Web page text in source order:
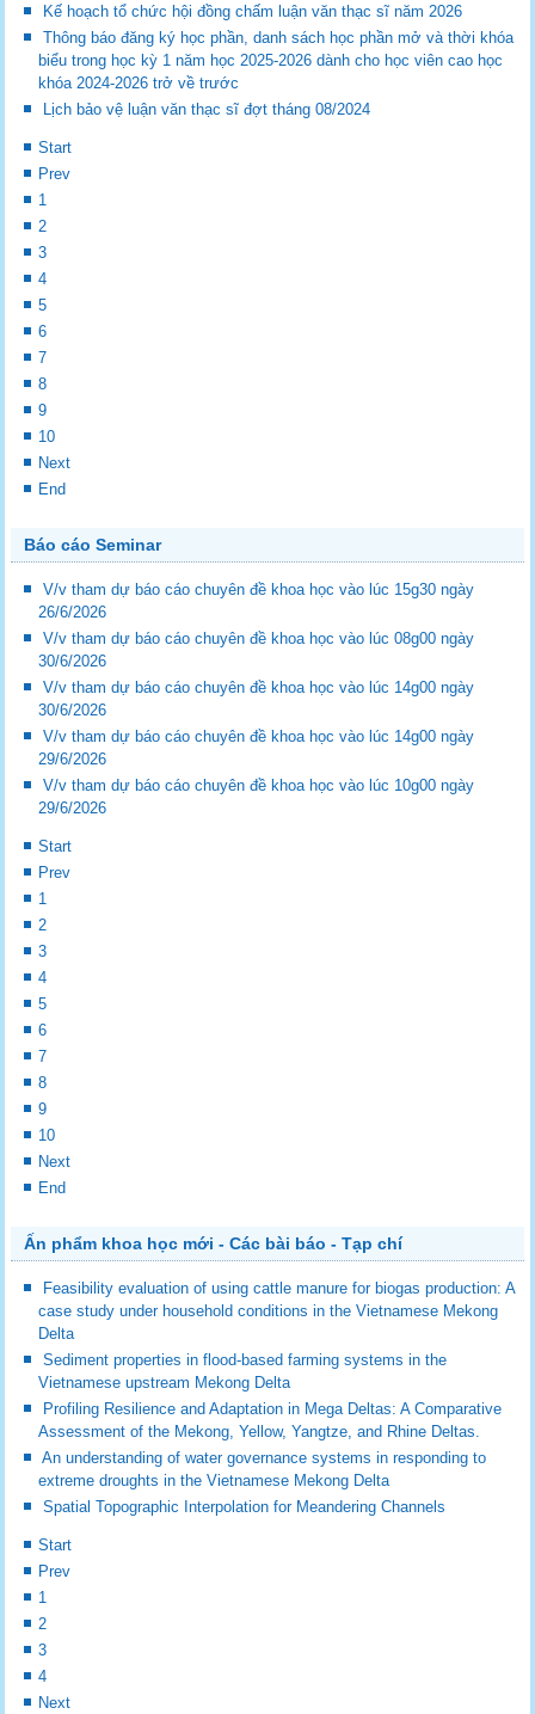
Kế hoạch tổ chức hội đồng chấm luận văn thạc sĩ năm 2026
Thông báo đăng ký học phần, danh sách học phần mở và thời khóa
biểu trong học kỳ 1 năm học 2025-2026 dành cho học viên cao học
khóa 2024-2026 trở về trước
Lịch bảo vệ luận văn thạc sĩ đợt tháng 08/2024
Start
Prev
1
2
3
4
5
6
7
8
9
10
Next
End
Báo cáo Seminar
V/v tham dự báo cáo chuyên đề khoa học vào lúc 15g30 ngày
26/6/2026
V/v tham dự báo cáo chuyên đề khoa học vào lúc 08g00 ngày
30/6/2026
V/v tham dự báo cáo chuyên đề khoa học vào lúc 14g00 ngày
30/6/2026
V/v tham dự báo cáo chuyên đề khoa học vào lúc 14g00 ngày
29/6/2026
V/v tham dự báo cáo chuyên đề khoa học vào lúc 10g00 ngày
29/6/2026
Start
Prev
1
2
3
4
5
6
7
8
9
10
Next
End
Ấn phẩm khoa học mới - Các bài báo - Tạp chí
Feasibility evaluation of using cattle manure for biogas production: A
case study under household conditions in the Vietnamese Mekong
Delta
Sediment properties in flood-based farming systems in the
Vietnamese upstream Mekong Delta
Profiling Resilience and Adaptation in Mega Deltas: A Comparative
Assessment of the Mekong, Yellow, Yangtze, and Rhine Deltas.
An understanding of water governance systems in responding to
extreme droughts in the Vietnamese Mekong Delta
Spatial Topographic Interpolation for Meandering Channels
Start
Prev
1
2
3
4
Next